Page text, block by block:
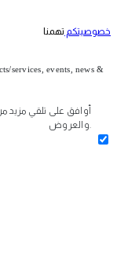
خصوصيتكم تهمنا
services, events, news &
أوافق على تلقي مزيد
والعروض.